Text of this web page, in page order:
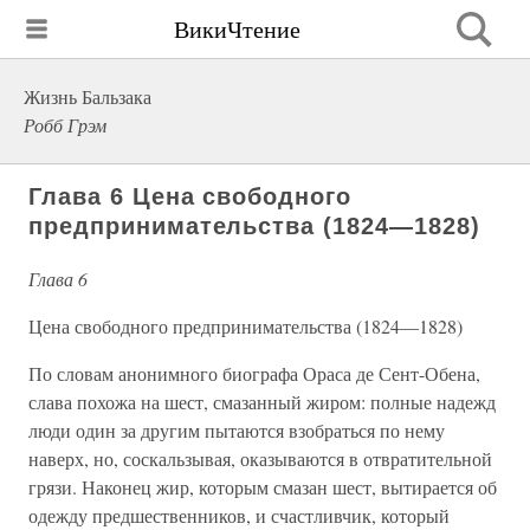
ВикиЧтение
Жизнь Бальзака
Робб Грэм
Глава 6 Цена свободного
предпринимательства (1824—1828)
Глава 6
Цена свободного предпринимательства (1824—1828)
По словам анонимного биографа Ораса де Сент-Обена,
слава похожа на шест, смазанный жиром: полные надежд
люди один за другим пытаются взобраться по нему
наверх, но, соскальзывая, оказываются в отвратительной
грязи. Наконец жир, которым смазан шест, вытирается об
одежду предшественников, и счастливчик, который